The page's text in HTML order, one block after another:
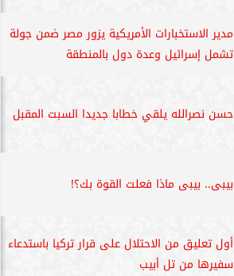
مدير الاستخبارات الأمريكية يزور مصر ضمن جولة
تشمل إسرائيل وعدة دول بالمنطقة
حسن نصرالله يلقي خطابا جديدا السبت المقبل
بيبى.. بيبى ماذا فعلت القوة بك؟!
أول تعليق من الاحتلال على قرار تركيا باستدعاء
سفيرها من تل أبيب